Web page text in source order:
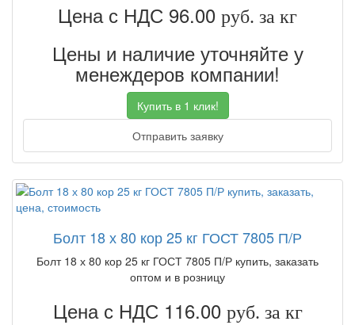
Цена с НДС 96.00 руб. за кг
Цены и наличие уточняйте у
менеждеров компании!
Купить в 1 клик!
Отправить заявку
Болт 18 х 80 кор 25 кг ГОСТ 7805 П/Р
Болт 18 х 80 кор 25 кг ГОСТ 7805 П/Р купить, заказать
оптом и в розницу
Цена с НДС 116.00 руб. за кг